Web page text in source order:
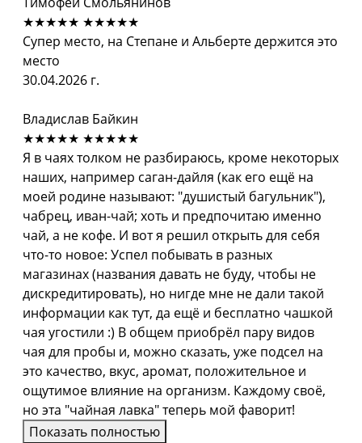
★★★★★ ★★★★★
Супер место, на Степане и Альберте держится это
место
30.04.2026 г.
Владислав Байкин
★★★★★ ★★★★★
Я в чаях толком не разбираюсь, кроме некоторых
наших, например саган-дайля (как его ещё на
моей родине называют: "душистый багульник"),
чабрец, иван-чай; хоть и предпочитаю именно
чай, а не кофе. И вот я решил открыть для себя
что-то новое: Успел побывать в разных
магазинах (названия давать не буду, чтобы не
дискредитировать), но нигде мне не дали такой
информации как тут, да ещё и бесплатно чашкой
чая угостили :) В общем приобрёл пару видов
чая для пробы и, можно сказать, уже подсел на
это качество, вкус, аромат, положительное и
ощутимое влияние на организм. Каждому своё,
но эта "чайная лавка" теперь мой фаворит!
Показать полностью